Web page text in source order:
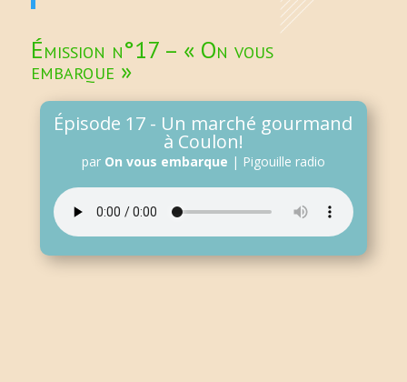
Émission n°17 – « On vous
embarque »
Épisode 17 - Un marché gourmand
à Coulon!
par On vous embarque | Pigouille radio